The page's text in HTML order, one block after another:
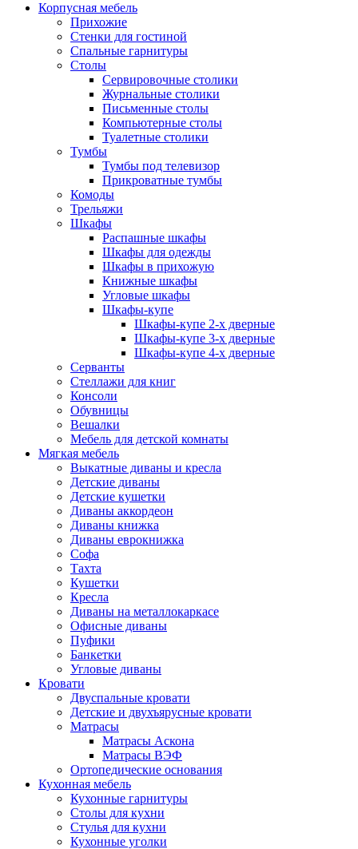
Корпусная мебель
Прихожие
Стенки для гостиной
Спальные гарнитуры
Столы
Сервировочные столики
Журнальные столики
Письменные столы
Компьютерные столы
Туалетные столики
Тумбы
Тумбы под телевизор
Прикроватные тумбы
Комоды
Трельяжи
Шкафы
Распашные шкафы
Шкафы для одежды
Шкафы в прихожую
Книжные шкафы
Угловые шкафы
Шкафы-купе
Шкафы-купе 2-x дверные
Шкафы-купе 3-х дверные
Шкафы-купе 4-х дверные
Серванты
Стеллажи для книг
Консоли
Обувницы
Вешалки
Мебель для детской комнаты
Мягкая мебель
Выкатные диваны и кресла
Детские диваны
Детские кушетки
Диваны аккордеон
Диваны книжка
Диваны еврокнижка
Софа
Тахта
Кушетки
Кресла
Диваны на металлокаркасе
Офисные диваны
Пуфики
Банкетки
Угловые диваны
Кровати
Двуспальные кровати
Детские и двухъярусные кровати
Матрасы
Матрасы Аскона
Матрасы ВЭФ
Ортопедические основания
Кухонная мебель
Кухонные гарнитуры
Столы для кухни
Стулья для кухни
Кухонные уголки